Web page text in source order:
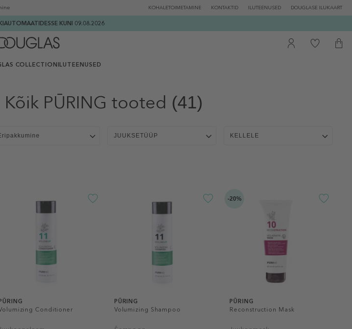
KOHALETOIMETAMINE KONTAKTID ILUTEENUSED DOUGLASE ILUKAART
KUNI 09.08.2026
COLLECTION ILUTEENUSED
Kõik PŪRING tooted (41)
JUUKSETÜÜP KELLELE
Conditioner
PŪRING
Volumizing Shampoo
-20%
PŪRING
Reconstruction Mask